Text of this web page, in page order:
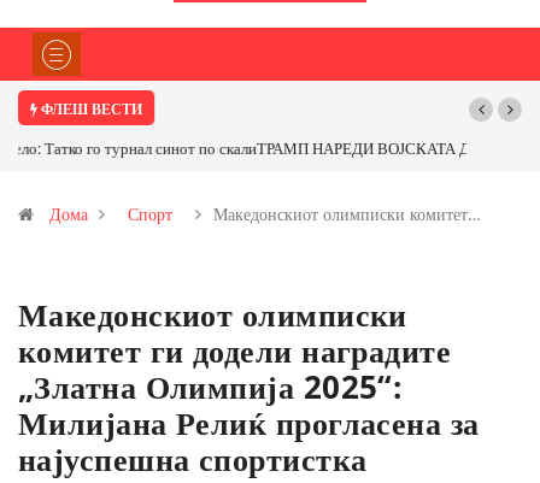
ФЛЕШ ВЕСТИ
ТРАМП НАРЕДИ ВОЈСКАТА ДА КОРИСТИ МЕТАЛИ САМО ОД САД
Иловица и со антимонот?
Дома Спорт Македонскиот олимписки комитет…
Македонскиот олимписки
комитет ги додели наградите
„Златна Олимпија 2025“:
Милијана Релиќ прогласена за
најуспешна спортистка